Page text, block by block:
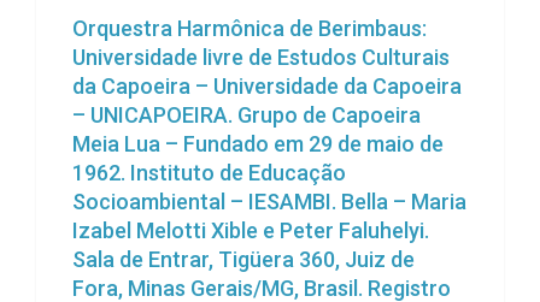
Orquestra Harmônica de Berimbaus:
Universidade livre de Estudos Culturais
da Capoeira – Universidade da Capoeira
– UNICAPOEIRA. Grupo de Capoeira
Meia Lua – Fundado em 29 de maio de
1962. Instituto de Educação
Socioambiental – IESAMBI. Bella – Maria
Izabel Melotti Xible e Peter Faluhelyi.
Sala de Entrar, Tigüera 360, Juiz de
Fora, Minas Gerais/MG, Brasil. Registro